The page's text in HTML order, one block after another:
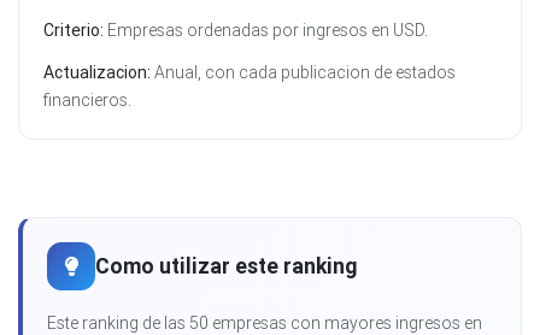
Criterio: Empresas ordenadas por ingresos en USD.
Actualizacion: Anual, con cada publicacion de estados
financieros.
Como utilizar este ranking
Este ranking de las 50 empresas con mayores ingresos en